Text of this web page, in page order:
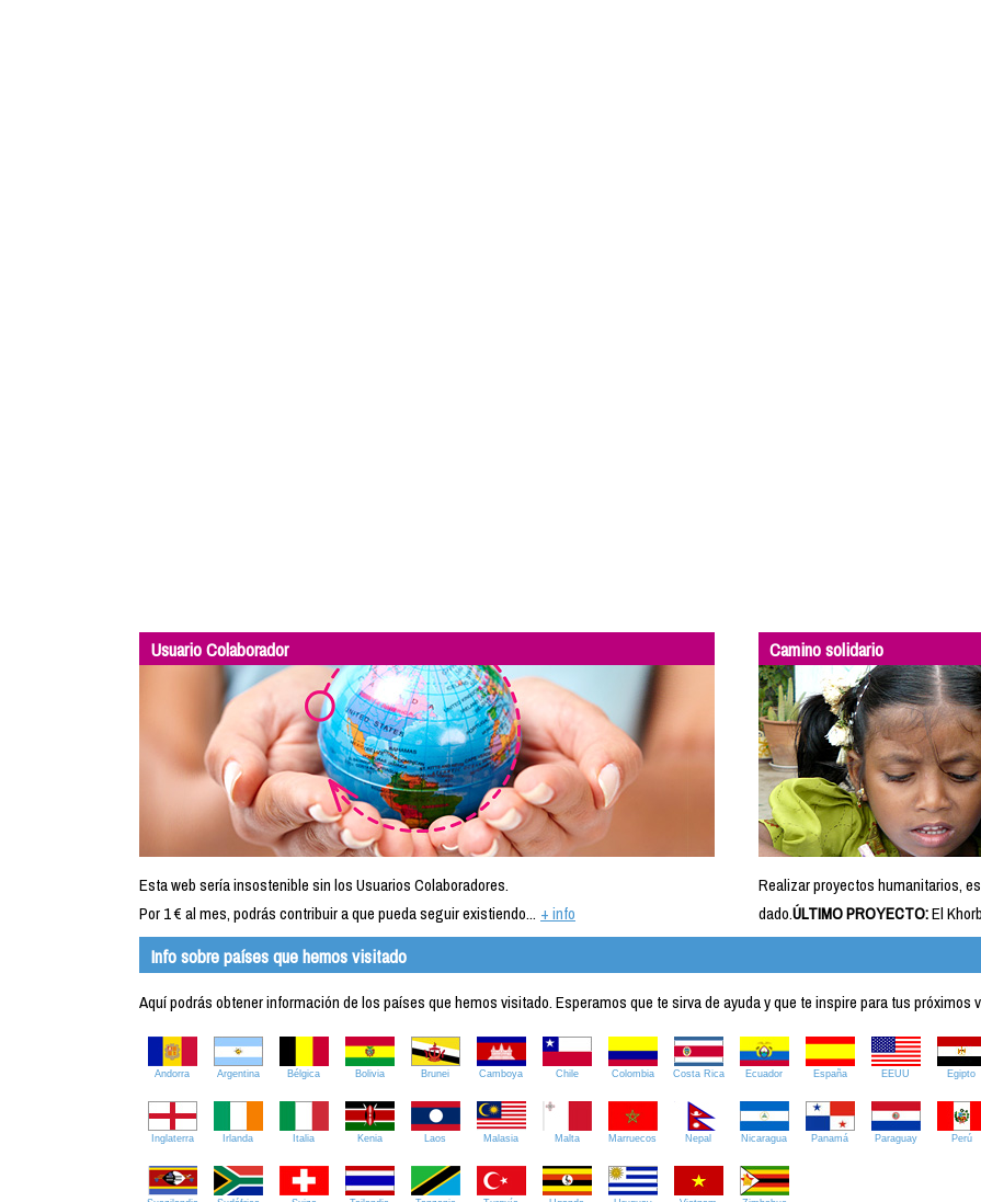
Usuario Colaborador
Esta web sería insostenible sin los Usuarios Colaboradores.
Por 1 € al mes, podrás contribuir a que pueda seguir existiendo... + info
Camino solidario
Realizar proyectos humanitarios,
dado.ÚLTIMO PROYECTO:El
Info sobre países que hemos visitado
Aquí podrás obtener información de los países que hemos visitado. Esperamos que te sirva de ayuda y que te inspire para tus próximos
Andorra Argentina Bélgica Bolivia Brunei Camboya Chile Colombia Costa Rica Ecuador España EEUU Egipto
Inglaterra Irlanda Italia Kenia Laos Malasia Malta Marruecos Nepal Nicaragua Panamá Paraguay Perú